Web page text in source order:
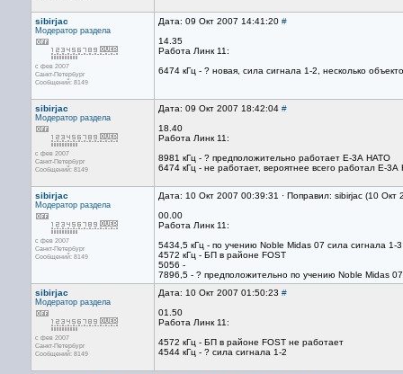
sibirjac
Модератор раздела
с фев 2007
Санкт-Петербург
Сообщений: 8149
Дата: 09 Окт 2007 14:41:20 #
14.35
Работа Линк 11:
6474 кГц - ? новая, сила сигнала 1-2, несколько
sibirjac
Модератор раздела
с фев 2007
Санкт-Петербург
Сообщений: 8149
Дата: 09 Окт 2007 18:42:04 #
18.40
Работа Линк 11:
8981 кГц - ? предположительно работает Е-3А НАТО
6474 кГц - не работает, вероятнее всего работал Е-
sibirjac
Модератор раздела
с фев 2007
Санкт-Петербург
Сообщений: 8149
Дата: 10 Окт 2007 00:39:31 · Поправил: sibirjac (10
00.00
Работа Линк 11:
5434,5 кГц - по учению Noble Midas 07 сила сигнала 1-3
4572 кГц - БП в районе FOST
5056 -
7896,5 - ? предположительно по учению Noble Midas 07
sibirjac
Модератор раздела
с фев 2007
Санкт-Петербург
Сообщений: 8149
Дата: 10 Окт 2007 01:50:23 #
01.50
Работа Линк 11:
4572 кГц - БП в районе FOST не работает
4544 кГц - ? сила сигнала 1-2